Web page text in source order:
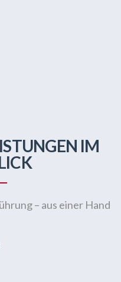
IM
– aus einer Hand